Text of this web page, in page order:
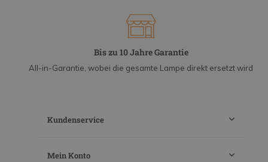
Bis zu 10 Jahre Garantie
All-in-Garantie, wobei die gesamte Lampe direkt ersetzt wird
Kundenservice
Mein Konto